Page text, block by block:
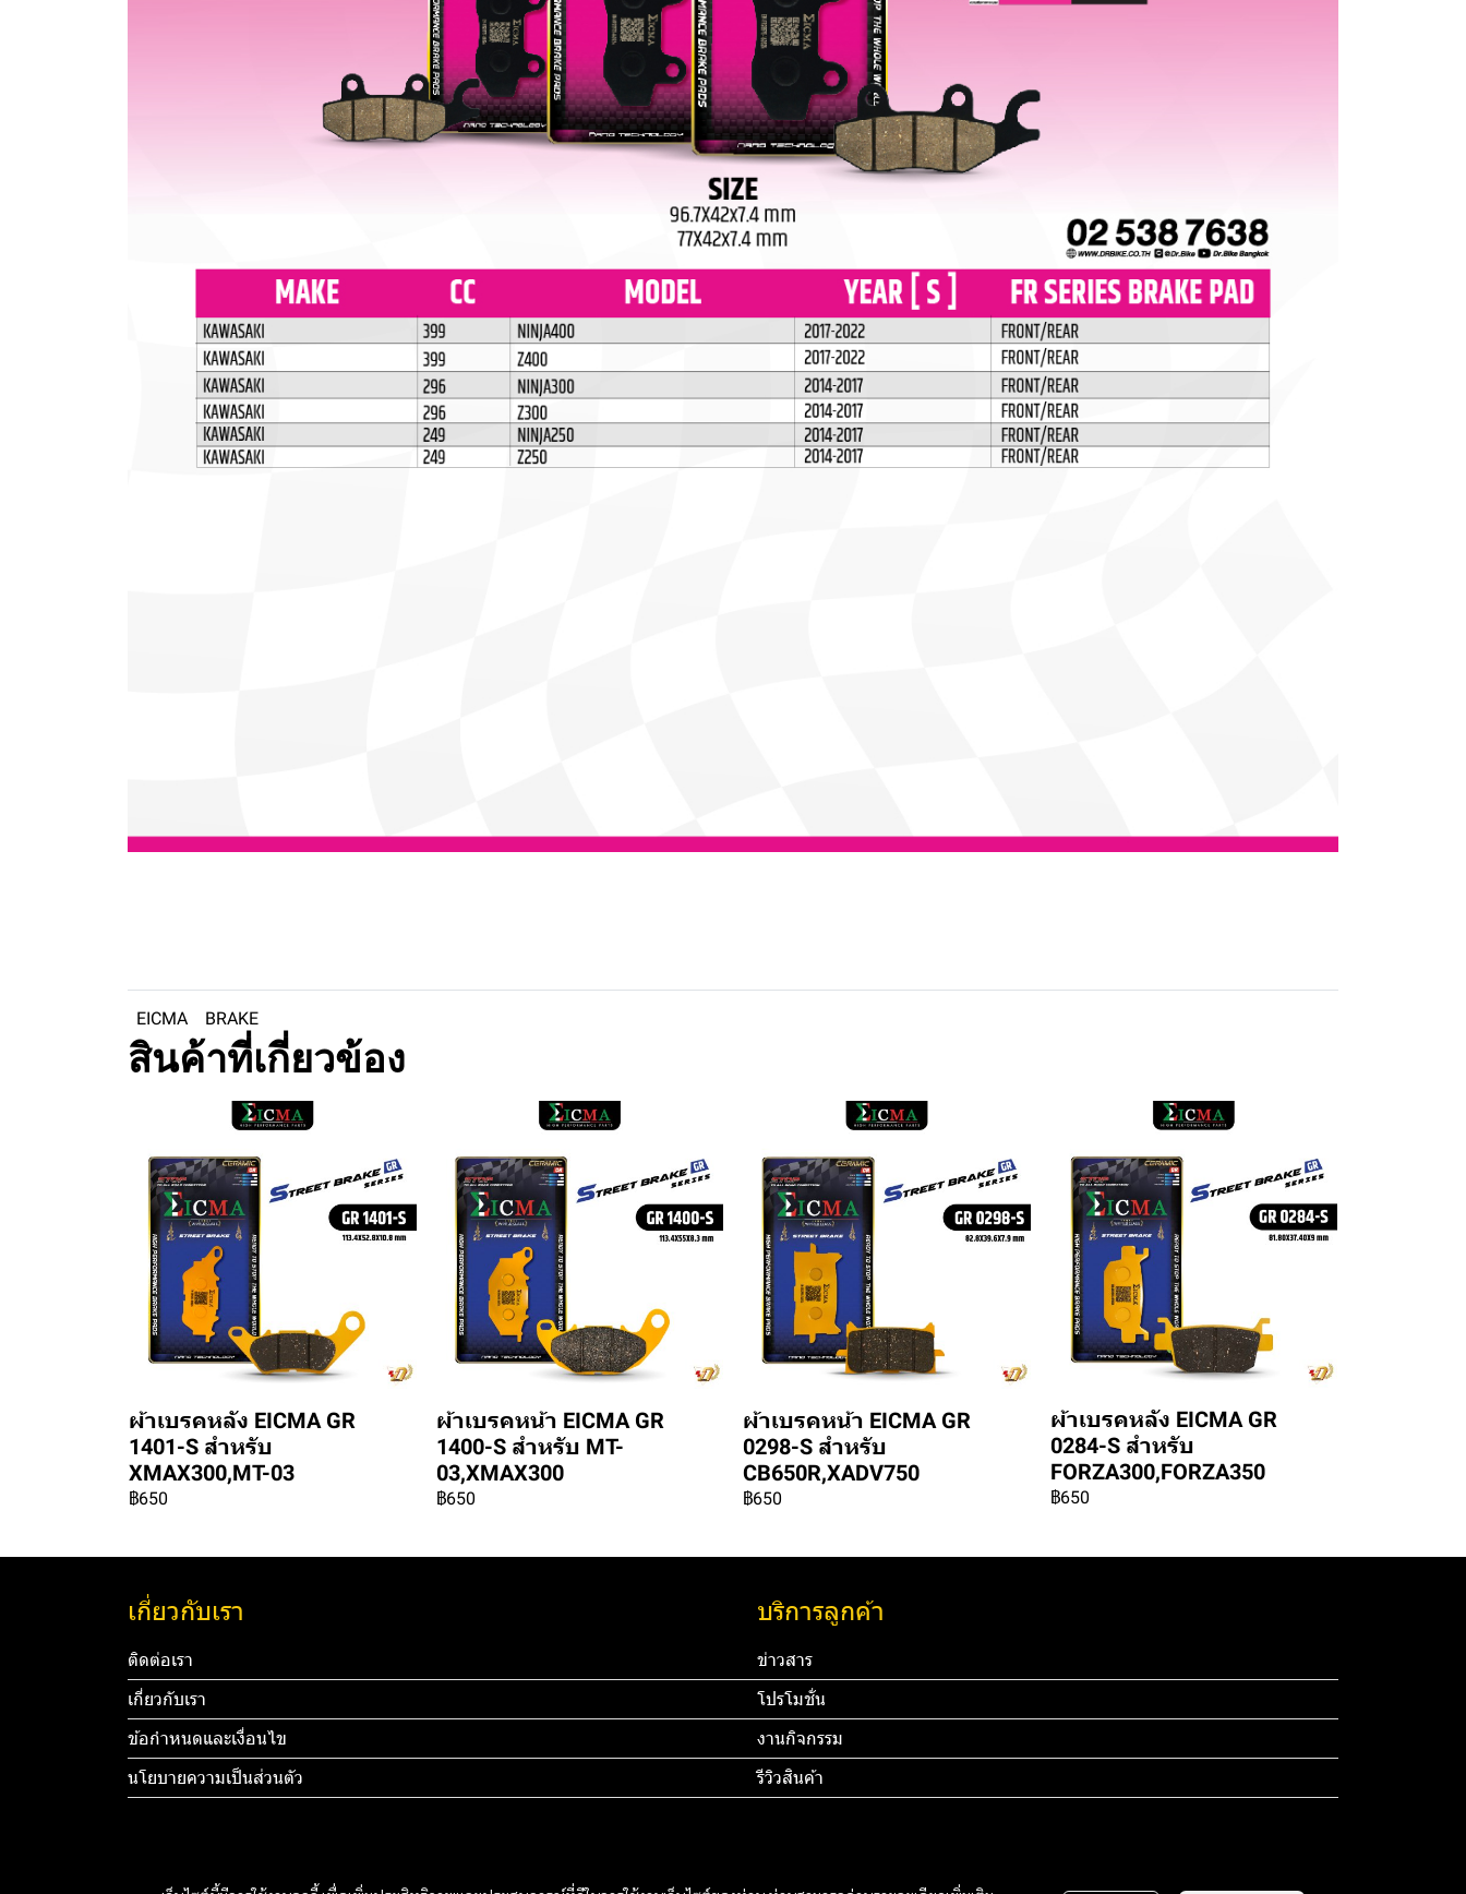
EICMA BRAKE
สินค้าที่เกี่ยวข้อง
ผ้าเบรคหลัง EICMA GR
1401-S สำหรับ
XMAX300,MT-03
฿650
ผ้าเบรคหน้า EICMA GR
1400-S สำหรับ MT-
03,XMAX300
฿650
ผ้าเบรคหน้า EICMA GR
0298-S สำหรับ
CB650R,XADV750
฿650
ผ้าเบรคหลัง EICMA GR
0284-S สำหรับ
FORZA300,FORZA350
฿650
เกี่ยวกับเรา
ติดต่อเรา
เกี่ยวกับเรา
ข้อกำหนดและเงื่อนไข
นโยบายความเป็นส่วนตัว
บริการลูกค้า
ข่าวสาร
โปรโมชั่น
งานกิจกรรม
รีวิวสินค้า